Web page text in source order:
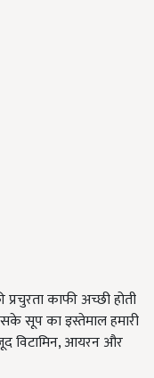
काफी अच्छी होती
सूप का इस्तेमाल हमारी
विटामिन,आयरन और